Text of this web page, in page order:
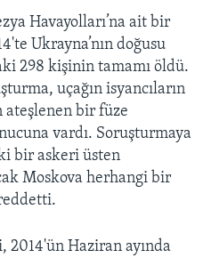
Havayolları’na ait bir
Ukrayna’nın doğusu
298 kişinin tamamı öldü.
uçağın isyancıların
bir füze
vardı. Soruşturmaya
bir askeri üsten
Moskova herhangi bir
2014'ün Haziran ayında